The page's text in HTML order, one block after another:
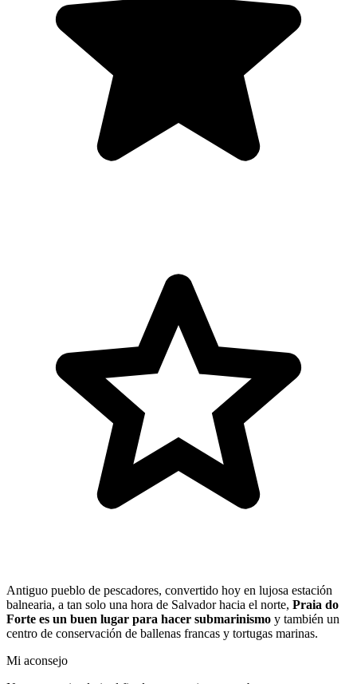
Antiguo pueblo de pescadores, convertido hoy en lujosa estación
balnearia, a tan solo una hora de Salvador hacia el norte, Praia do
Forte es un buen lugar para hacer submarinismo y también un
centro de conservación de ballenas francas y tortugas marinas.
Mi aconsejo